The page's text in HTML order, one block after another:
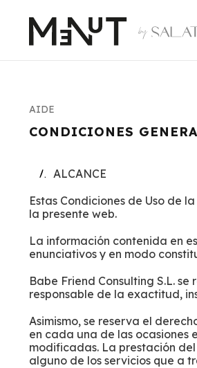
AIDE
CONDICIONES
ALCANCE
Estas Condiciones de Uso de
la presente web.
La información contenida en
enunciativos y en modo
Babe Friend Consulting S.L.
responsable de la exactitud,
Asimismo, se reserva el
en cada una de las ocasiones
modificadas. La prestación
alguno de los servicios que a